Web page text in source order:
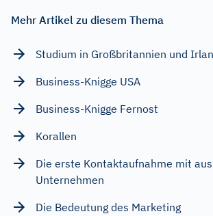
Mehr Artikel zu diesem Thema
Studium in Großbritannien und
Business-Knigge USA
Business-Knigge Fernost
Korallen
Die erste Kontaktaufnahme mit
Unternehmen
Die Bedeutung des Marketing